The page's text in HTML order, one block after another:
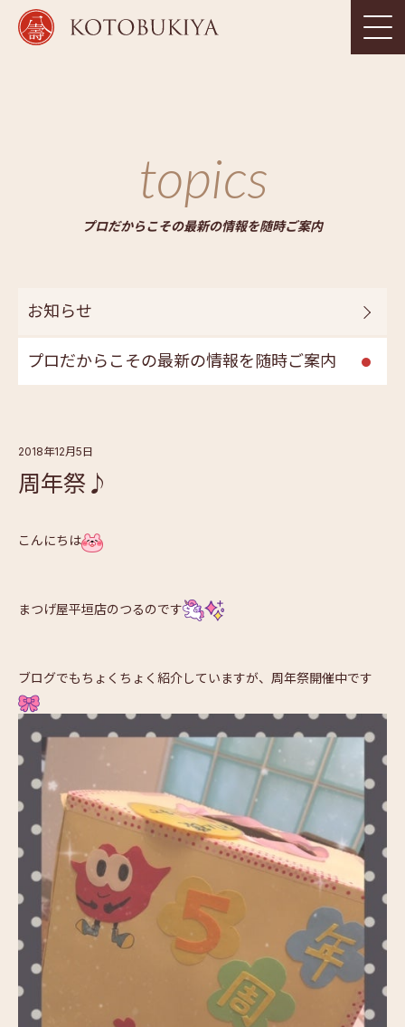
topics
プロだからこその最新の情報を随時ご案内
お知らせ
プロだからこその最新の情報を随時ご案内
2018年12月5日
周年祭♪
こんにちは
まつげ屋平垣店のつるのです
ブログでもちょくちょく紹介していますが、周年祭開催中です